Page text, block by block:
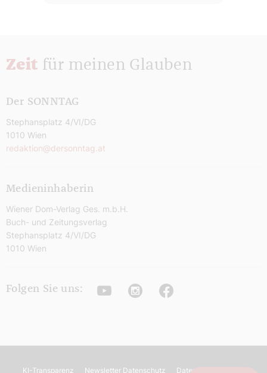
Zeit für meinen Glauben
Der SONNTAG
Stephansplatz 4/VI/DG
1010 Wien
redaktion@dersonntag.at
Medieninhaberin
Wiener Dom-Verlag Ges. m.b.H.
Buch- und Zeitungsverlag
Stephansplatz 4/VI/DG
1010 Wien
Folgen Sie uns: YoutubeInstagramFacebook
KI-Transparenz Newsletter Datenschutz Datenschutz